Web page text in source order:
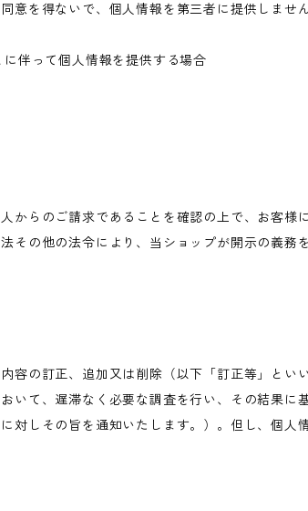
意を得ないで、個人情報を第三者に提供しませ
伴って個人情報を提供する場合
からのご請求であることを確認の上で、お客様
その他の法令により、当ショップが開示の義務
容の訂正、追加又は削除（以下「訂正等」とい
いて、遅滞なく必要な調査を行い、その結果に
対しその旨を通知いたします。）。但し、個人